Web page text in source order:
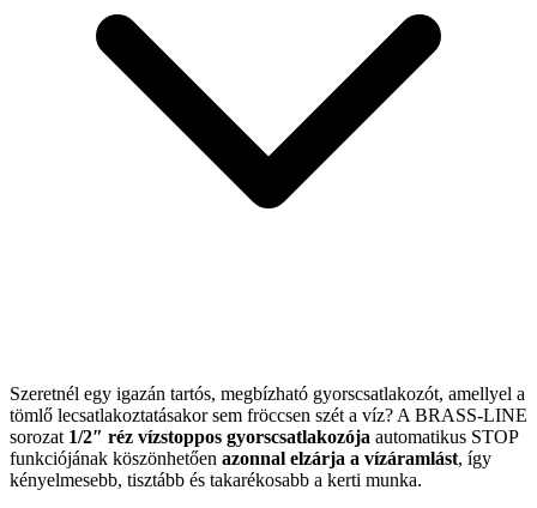
Szeretnél egy igazán tartós, megbízható gyorscsatlakozót, amellyel a
tömlő lecsatlakoztatásakor sem fröccsen szét a víz? A BRASS-LINE
sorozat 1/2″ réz vízstoppos gyorscsatlakozója automatikus STOP
funkciójának köszönhetően azonnal elzárja a vízáramlást, így
kényelmesebb, tisztább és takarékosabb a kerti munka.